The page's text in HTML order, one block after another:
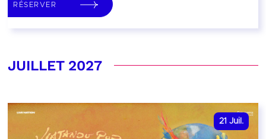
RÉSERVER
JUILLET 2027
21 Juil.